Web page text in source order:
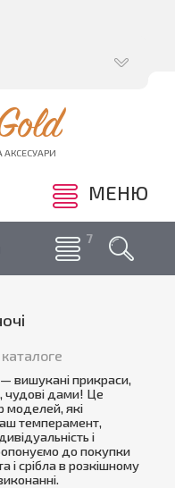
АКСЕСУАРИ
МЕНЮ
вишукані прикраси,
чудові дами! Це
моделей, які
темперамент,
і
до покупки
і срібла в розкішному